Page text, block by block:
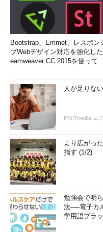
ハイブリッドスリープの設定（2）
電源プラン後との詳細設定画面を開
この画面で［詳細な電源設
すると電源オプションの詳
Bootstrap、Emmet、レスポン
ブWebデザイン対応を強化し
eamweaver CC 2015を使って
人が足りな
PR(ITmedia エ
より広がっ
指す (1/2)
勉強会で明
法──電子カ
学用語プラ